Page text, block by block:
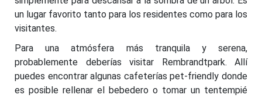
un lugar favorito tanto para los residentes como para los
visitantes.
Para una atmósfera más tranquila y serena,
probablemente deberías visitar Rembrandtpark. Allí
puedes encontrar algunas cafeterías pet-friendly donde
es posible rellenar el bebedero o tomar un tentempié